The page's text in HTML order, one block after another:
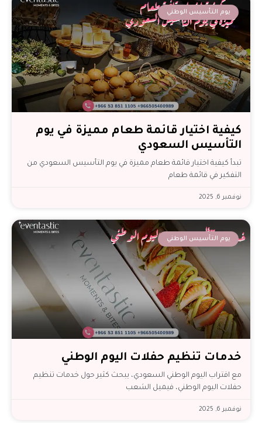
يوم التأسيس الوطني
كيفية اختيار قائمة طعام مميزة في يوم
التأسيس السعودي
تبدأ كيفية اختيار قائمة طعام مميزة في يوم التأسيس السعودي من
التفكير في قائمة طعام
نوفمبر 6, 2025
يوم التأسيس الوطني
خدمات تنظيم حفلات اليوم الوطني
مع اقتراب اليوم الوطني السعودي، يبحث كثير حول خدمات تنظيم
حفلات اليوم الوطني، فيميل الشعب
نوفمبر 6, 2025